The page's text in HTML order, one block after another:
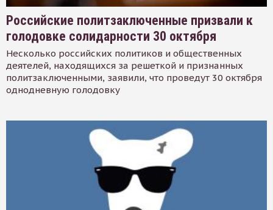
Российские политзаключенные призвали к
голодовке солидарности 30 октября
Несколько российских политиков и общественных
деятелей, находящихся за решеткой и признанных
политзаключенными, заявили, что проведут 30 октября
однодневную голодовку